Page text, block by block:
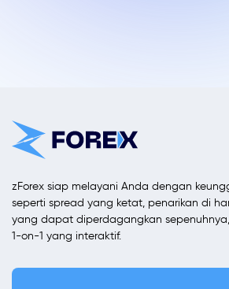
zForex siap melayani Anda dengan
seperti spread yang ketat, penarikan di
yang dapat diperdagangkan
1-on-1 yang interaktif.